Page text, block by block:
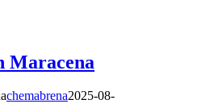
Maracena
chemabrena2025-08-